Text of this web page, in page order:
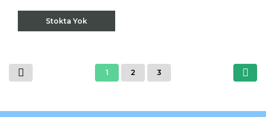
Stokta Yok
1 2 3